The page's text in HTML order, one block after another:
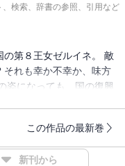
検索、辞書の参照、引用など
第８王女ゼルイネ。 敵
それも幸か不幸か、味方
姿になっても、国の復興
はもうやめてー！ 「ク
この作品の最新巻
新刊から